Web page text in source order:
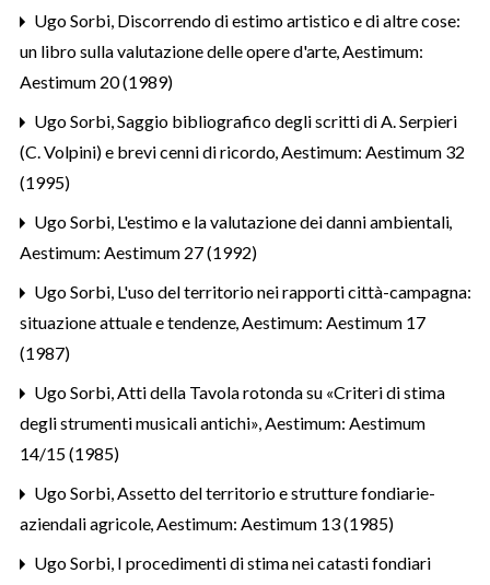
Ugo Sorbi, Discorrendo di estimo artistico e di altre cose:
un libro sulla valutazione delle opere d'arte,Aestimum:
Aestimum 20 (1989)
Ugo Sorbi,Saggio bibliografico degli scritti di A. Serpieri
(C. Volpini) e brevi cenni di ricordo,Aestimum: Aestimum 32
(1995)
Ugo Sorbi, L'estimo e la valutazione dei danni ambientali,
Aestimum: Aestimum 27 (1992)
Ugo Sorbi, L'uso del territorio nei rapporti città-campagna:
situazione attuale e tendenze,Aestimum: Aestimum 17
(1987)
Ugo Sorbi,Atti della Tavola rotonda su «Criteri di stima
degli strumenti musicali antichi»,Aestimum: Aestimum
14/15 (1985)
Ugo Sorbi,Assetto del territorio e strutture fondiarie-
aziendali agricole,Aestimum: Aestimum 13 (1985)
Ugo Sorbi, I procedimenti di stima nei catasti fondiari